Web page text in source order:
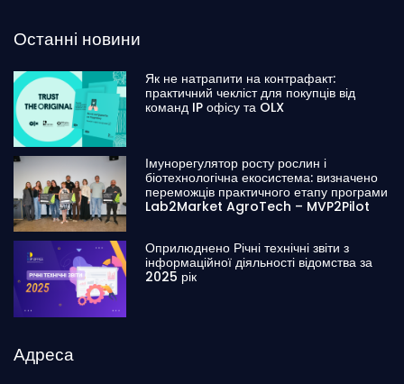
Останні новини
Як не натрапити на контрафакт:
практичний чекліст для покупців від
команд IP офісу та OLX
Імунорегулятор росту рослин і
біотехнологічна екосистема: визначено
переможців практичного етапу програми
Lab2Market AgroTech – MVP2Pilot
Оприлюднено Річні технічні звіти з
інформаційної діяльності відомства за
2025 рік
Адреса